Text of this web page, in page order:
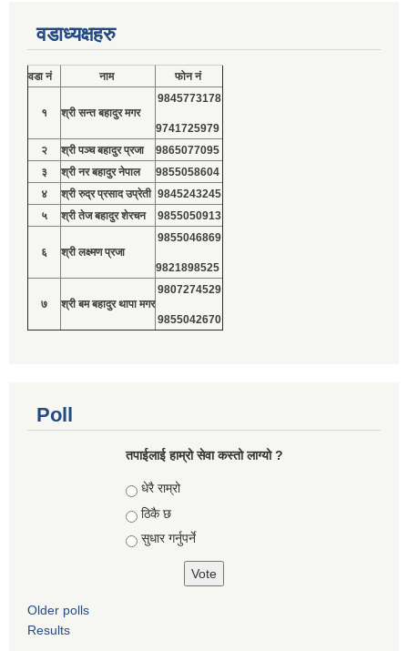
वडाध्यक्षहरु
वडा नं नाम फोन नं
१ श्री सन्त बहादुर मगर
9845773178
9741725979
२
श्री पञ्च बहादुर प्रजा
9865077095
३
श्री नर बहादुर नेपाल
9855058604
४
श्री रुद्र प्रसाद उप्रेती 9845243245
५
श्री तेज बहादुर शेरचन 9855050913
६ श्री लक्ष्मण प्रजा
9855046869
9821898525
७ श्री बम बहादुर थापा मगर
9807274529
9855042670
Poll
तपाईलाई हाम्रो सेवा कस्तो लाग्यो ?
Choices
धेरै राम्रो
ठिकै छ
सुधार गर्नुपर्ने
Older polls
Results